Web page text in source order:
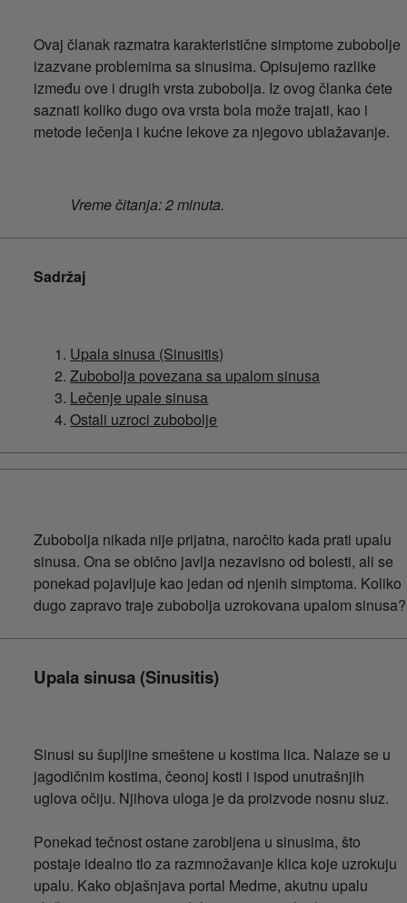
Ovaj članak razmatra karakteristične simptome zubobolje
izazvane problemima sa sinusima. Opisujemo razlike
između ove i drugih vrsta zubobolja. Iz ovog članka ćete
saznati koliko dugo ova vrsta bola može trajati, kao i
metode lečenja i kućne lekove za njegovo ublažavanje.
Vreme čitanja: 2 minuta.
Sadržaj
Upala sinusa (Sinusitis)
Zubobolja povezana sa upalom sinusa
Lečenje upale sinusa
Ostali uzroci zubobolje
Zubobolja nikada nije prijatna, naročito kada prati upalu
sinusa. Ona se obično javlja nezavisno od bolesti, ali se
ponekad pojavljuje kao jedan od njenih simptoma. Koliko
dugo zapravo traje zubobolja uzrokovana upalom sinusa?
Upala sinusa (Sinusitis)
Sinusi su šupljine smeštene u kostima lica. Nalaze se u
jagodičnim kostima, čeonoj kosti i ispod unutrašnjih
uglova očiju. Njihova uloga je da proizvode nosnu sluz.
Ponekad tečnost ostane zarobljena u sinusima, što
postaje idealno tlo za razmnožavanje klica koje uzrokuju
upalu. Kako objašnjava portal Medme, akutnu upalu